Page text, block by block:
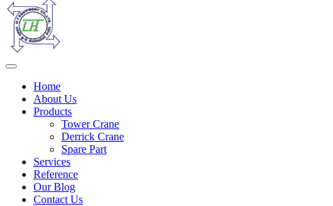
Home
About Us
Products
Tower Crane
Derrick Crane
Spare Part
Services
Reference
Our Blog
Contact Us